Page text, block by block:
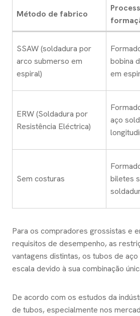
Método de fabrico
SSAW (soldadura por
arco submerso em
espiral)
bobina
em
ERW (Soldadura por
Resistência Eléctrica)
aço
Sem costuras
biletes
Para os compradores grossistas e
requisitos de desempenho, as
vantagens distintas, os tubos de
escala devido à sua combinação
De acordo com os estudos da
de tubos, especialmente nos